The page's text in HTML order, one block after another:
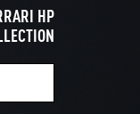
HP